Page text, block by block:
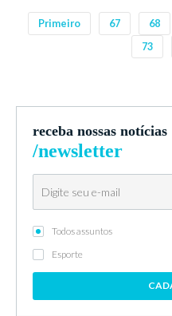
Primeiro 67 68
73
receba nossas notícias
/newsletter
Todos assuntos
Esporte